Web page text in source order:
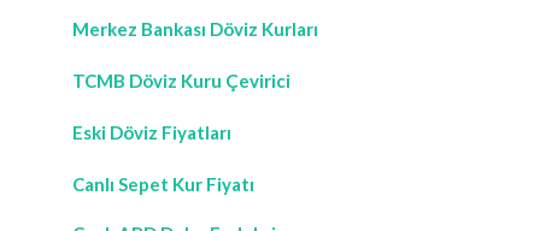
Merkez Bankası Döviz Kurları
TCMB Döviz Kuru Çevirici
Eski Döviz Fiyatları
Canlı Sepet Kur Fiyatı